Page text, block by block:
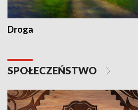
Droga
SPOŁECZEŃSTWO